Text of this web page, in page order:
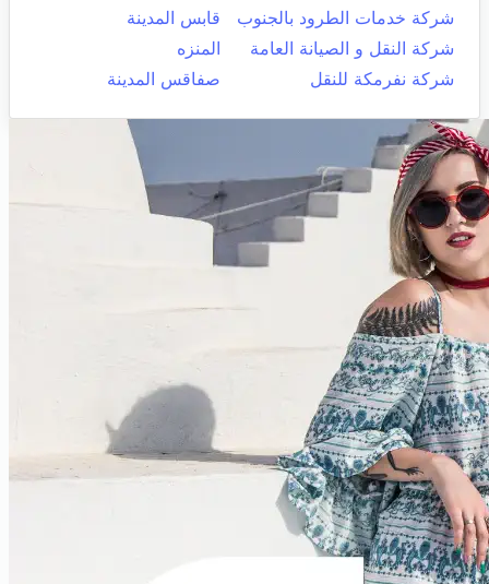
شركة خدمات الطرود بالجنوب
قابس المدينة
شركة النقل و الصيانة العامة
المنزه
شركة نفرمكة للنقل
صفاقس المدينة